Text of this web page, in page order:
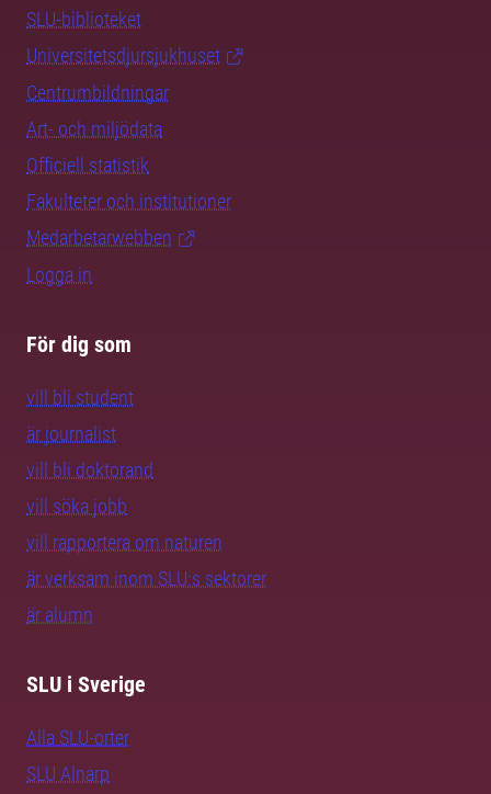
SLU-biblioteket
Universitetsdjursjukhuset
Centrumbildningar
Art- och miljödata
Officiell statistik
Fakulteter och institutioner
Medarbetarwebben
Logga in
För dig som
vill bli student
är journalist
vill bli doktorand
vill söka jobb
vill rapportera om naturen
är verksam inom SLU:s sektorer
är alumn
SLU i Sverige
Alla SLU-orter
SLU Alnarp